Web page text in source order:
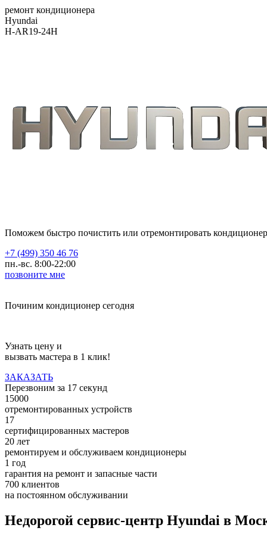
ремонт кондиционера
Hyundai
H-AR19-24H
Поможем быстро почистить или отремонтировать кондиционер
+7 (499) 350 46 76
пн.-вс. 8:00-22:00
позвоните мне
Починим кондиционер сегодня
Узнать цену и
вызвать мастера в 1 клик!
ЗАКАЗАТЬ
Перезвоним за 17 секунд
15000
отремонтированных устройств
17
сертифицированных мастеров
20 лет
ремонтируем и обслуживаем кондиционеры
1 год
гарантия на ремонт и запасные части
700 клиентов
на постоянном обслуживании
Недорогой сервис-центр Hyundai в